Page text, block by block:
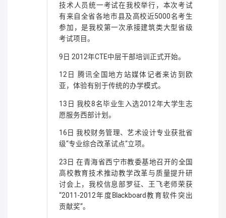
技术人员统一考试在我校举行，本次考试
有来自全省各地市县及高校近5000名考生
参加，是我校第一次承接建筑类大型省级
考试项目。
9日 2012年CTE中层干部培训正式开始。
12日 腾讯全国地方站媒体记者来访到欧
亚，体验有别于传统的办学模式。
13日 我校8名毕业生入选2012年大学生志
愿服务西部计划。
16日 我校财务管理、艺术设计专业获批省
级“专业综合改革试点”立项。
23日 在青海省西宁市教委基地召开的全国
高校教育技术推动教学改革与质量提升研
讨会上，我校信息部罗征、王飞老师荣获
“2011-2012年度Blackboard教育软件突出
贡献奖”。